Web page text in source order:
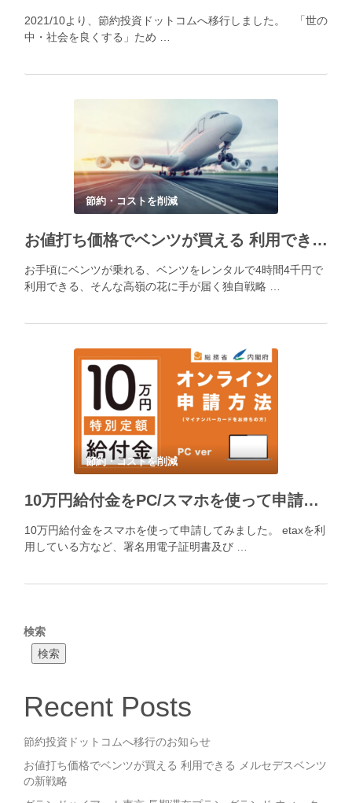
2021/10より、節約投資ドットコムへ移行しました。 「世の
中・社会を良くする」ため …
節約・コストを削減
お値打ち価格でベンツが買える 利用できる メルセデスベンツの新戦略
お手頃にベンツが乗れる、ベンツをレンタルで4時間4千円で
利用できる、そんな高嶺の花に手が届く独自戦略 …
節約・コストを削減
10万円給付金をPC/スマホを使って申請（署名用電子証明書及び利用者証明用電子証明書が搭載されたマイナンバーカード保有者限定）
10万円給付金をスマホを使って申請してみました。 etaxを利
用している方など、署名用電子証明書及び …
検索
検索
Recent Posts
節約投資ドットコムへ移行のお知らせ
お値打ち価格でベンツが買える 利用できる メルセデスベンツ
の新戦略